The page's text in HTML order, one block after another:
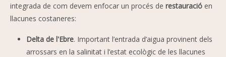
integrada de com devem enfocar un procés de restauració en
llacunes costaneres:
Delta de l'Ebre. Important l’entrada d’aigua provinent dels
arrossars en la salinitat i l’estat ecològic de les llacunes